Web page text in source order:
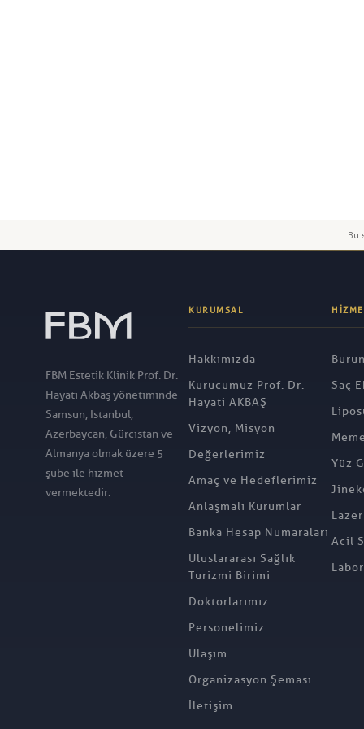
Bu
FBM Estetik Klinik Prof. Dr.
Hayati Akbaş yönetiminde
Samsun, Istanbul,
Azerbaycan, Gürcistan ve
Almanya olmak üzere 5
şube ile hizmet
vermektedir.
KURUMSAL
Hakkımızda
Kurucumuz Prof. Dr.
Hayati AKBAŞ
Vizyon, Misyon
Değerlerimiz
Amaç ve Hedeflerimiz
Anlaşmalı Kurumlar
Banka Hesap Numaraları
Uluslararası Sağlık
Turizmi Birimi
Doktorlarımız
Personelimiz
Ulaşım
Organizasyon Şeması
İletişim
Saç
Yüz
Acil